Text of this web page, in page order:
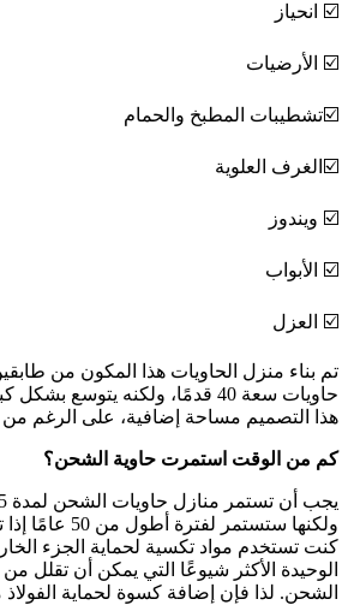
☑️ انحياز
☑️ الأرضيات
☑️تشطيبات المطبخ والحمام
☑️الغرف العلوية
☑️ ويندوز
☑️ الأبواب
☑️ العزل
تم بناء منزل الحاويات هذا المكون من
حاويات سعة 40 قدمًا، ولكنه يتوسع
هذا التصميم مساحة إضافية، على الرغم من
كم من الوقت استمرت حاوية الشحن؟
ولكنها ستستمر
كنت تستخدم مواد تكسية لحماية الجزء
الوحيدة الأكثر شيوعًا التي يمكن أن تقلل
الشحن. لذا فإن إضافة كسوة لحماية